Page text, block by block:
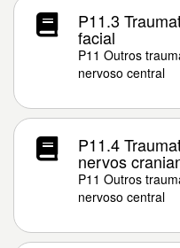
P11.3
facial
P11 Outros
nervoso central
P11.4
nervos
P11 Outros
nervoso central